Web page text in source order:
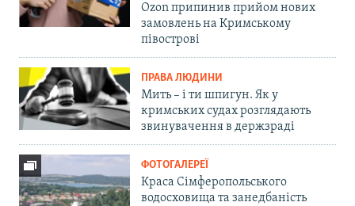
Ozon припинив прийом нових
замовлень на Кримському
півострові
ПРАВА ЛЮДИНИ
Мить – і ти шпигун. Як у
кримських судах розглядають
звинувачення в держзраді
ФОТОГАЛЕРЕЇ
Краса Сімферопольського
водосховища та занедбаність